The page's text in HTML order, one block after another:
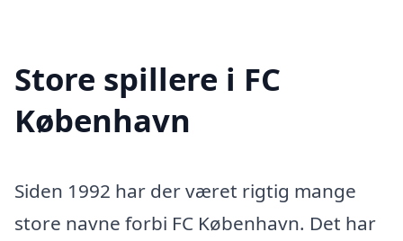
Store spillere i FC
København
Siden 1992 har der været rigtig mange
store navne forbi FC København. Det har